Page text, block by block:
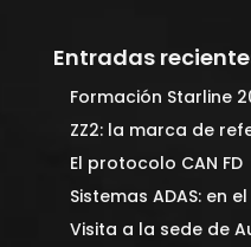
Entradas
Formación Starline
ZZ2: la marca de
El protocolo CAN FD
Sistemas ADAS: en
Visita a la sede de